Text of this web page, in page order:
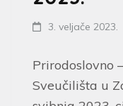
3. veljače 2023.
Prirodoslovno
Sveučilišta u